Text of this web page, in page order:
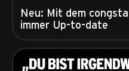
Neu: Mit dem
immer Up-to-date